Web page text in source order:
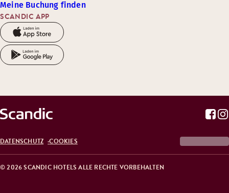
SCANDIC APP
Meine Buchung finden
© 2026 SCANDIC HOTELS ALLE RECHTE VORBEHALTEN
DATENSCHUTZ COOKIES